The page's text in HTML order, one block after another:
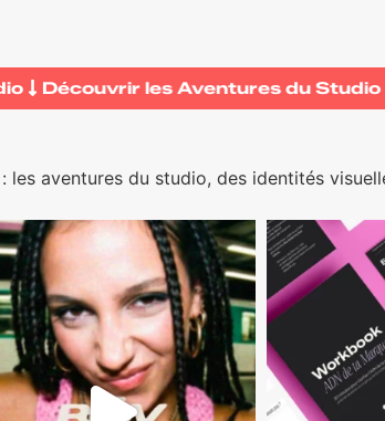
Découvrir les Aventures du
: les aventures du studio, des identités